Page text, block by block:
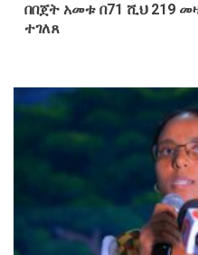
በበጀት አመቱ በ71 ሺህ 219
ተገለጸ